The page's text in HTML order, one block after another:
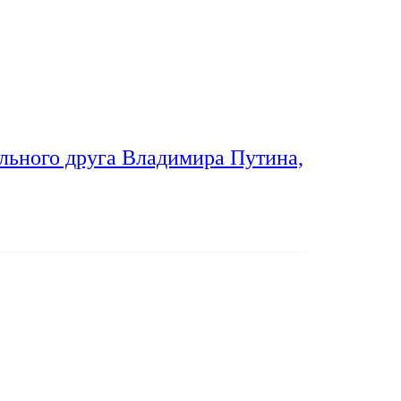
друга Владимира Путина,